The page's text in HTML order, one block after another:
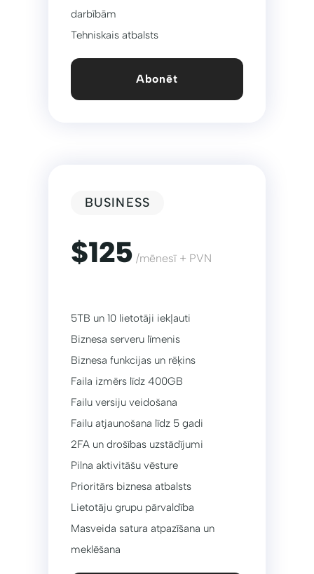
darbībām
Tehniskais atbalsts
Abonēt
BUSINESS
$125 /mēnesī + PVN
5TB un 10 lietotāji iekļauti
Biznesa serveru līmenis
Biznesa funkcijas un rēķins
Faila izmērs līdz 400GB
Failu versiju veidošana
Failu atjaunošana līdz 5 gadi
2FA un drošības uzstādījumi
Pilna aktivitāšu vēsture
Prioritārs biznesa atbalsts
Lietotāju grupu pārvaldība
Masveida satura atpazīšana un
meklēšana